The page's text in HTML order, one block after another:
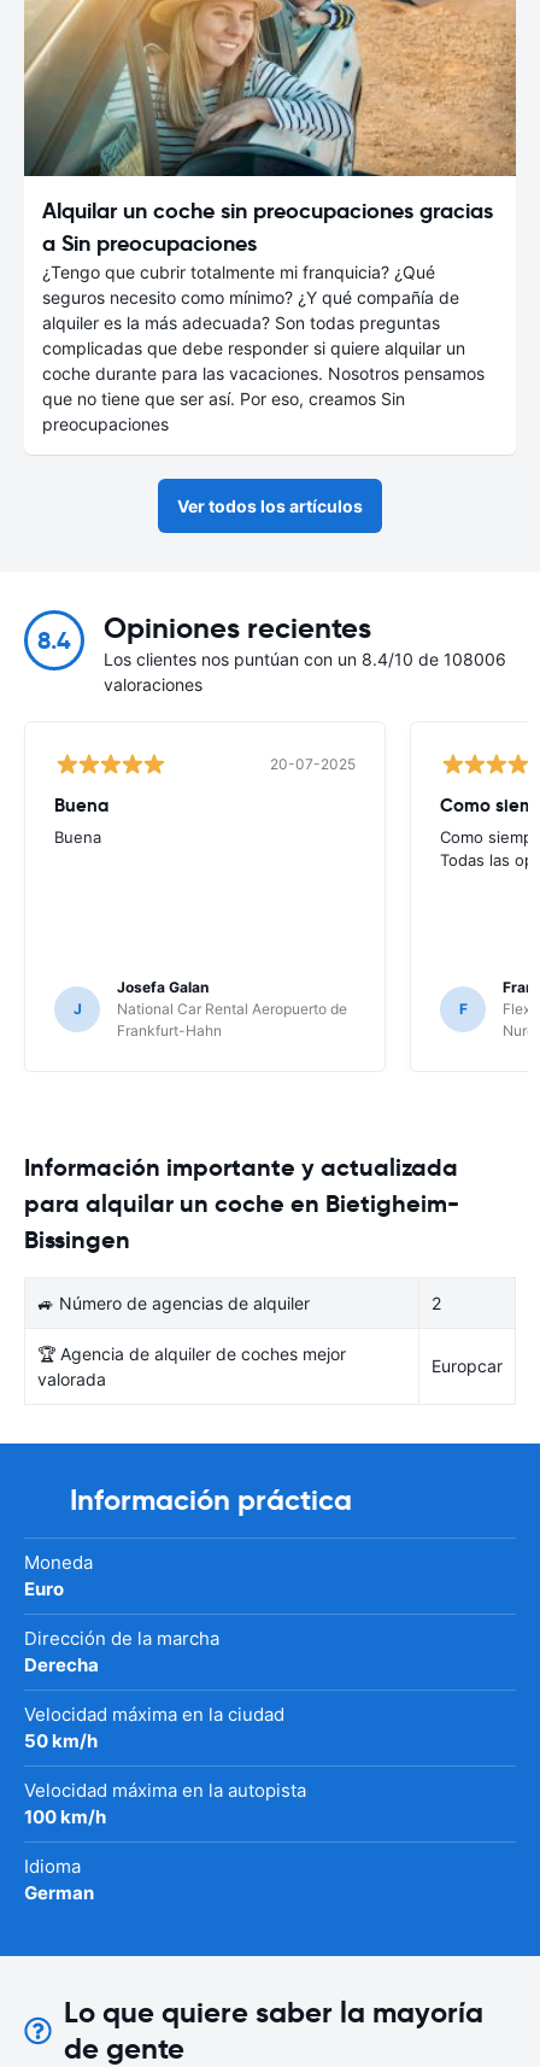
Alquilar un coche sin preocupaciones gracias
a Sin preocupaciones
¿Tengo que cubrir totalmente mi franquicia? ¿Qué
seguros necesito como mínimo? ¿Y qué compañía de
alquiler es la más adecuada? Son todas preguntas
complicadas que debe responder si quiere alquilar un
coche durante para las vacaciones. Nosotros pensamos
que no tiene que ser así. Por eso, creamos Sin
preocupaciones
Ver todos los artículos
8.4 Opiniones recientes
Los clientes nos puntúan con un 8.4/10 de 108006
valoraciones
20-07-2025
Buena
Buena
J
Josefa Galan
National Car Rental Aeropuerto de
Frankfurt-Hahn
Como
Como
Todas las
F
Flex
Información importante y actualizada
para alquilar un coche en Bietigheim-
Bissingen
🚙 Número de agencias de alquiler 2
🏆 Agencia de alquiler de coches mejor
valorada
Europcar
Información práctica
Moneda
Euro
Dirección de la marcha
Derecha
Velocidad máxima en la ciudad
50 km/h
Velocidad máxima en la autopista
100 km/h
Idioma
German
Lo que quiere saber la mayoría
de gente